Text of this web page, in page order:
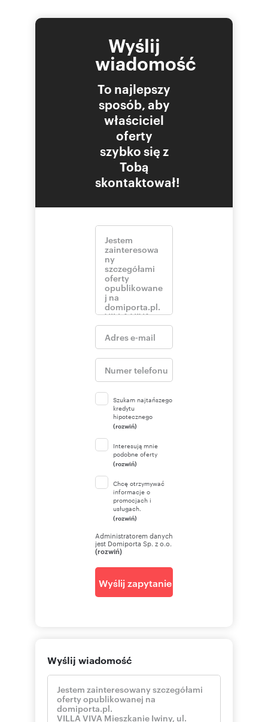
Wyślij
wiadomość
To najlepszy
sposób, aby
właściciel
oferty
szybko się z
Tobą
skontaktował!
Szukam najtańszego
kredytu
hipotecznego
(rozwiń)
Interesują mnie
podobne oferty
(rozwiń)
Chcę otrzymywać
informacje o
promocjach i
usługach.
(rozwiń)
Administratorem danych
jest Domiporta Sp. z o.o.
(rozwiń)
Wyślij zapytanie
Wyślij wiadomość